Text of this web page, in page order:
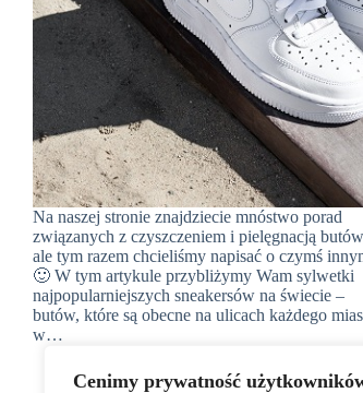
Cenimy prywatność
Na naszej stronie znajdziecie mnóstwo porad
związanych z czyszczeniem i pielęgnacją
ale tym razem chcieliśmy napisać o czymś
🙂 W tym artykule przybliżymy Wam sylwetki
najpopularniejszych sneakersów na świecie –
butów, które są obecne na ulicach każdego
w…